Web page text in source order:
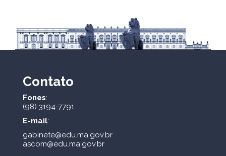
Contato
Fones:
(98) 3194-7791
E-mail:
gabinete@edu.ma.gov.br
ascom@edu.ma.gov.br